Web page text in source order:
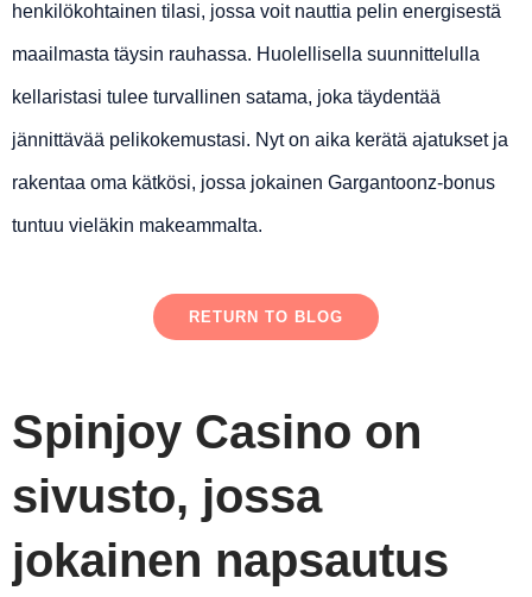
henkilökohtainen tilasi, jossa voit nauttia pelin energisestä
maailmasta täysin rauhassa. Huolellisella suunnittelulla
kellaristasi tulee turvallinen satama, joka täydentää
jännittävää pelikokemustasi. Nyt on aika kerätä ajatukset ja
rakentaa oma kätkösi, jossa jokainen Gargantoonz-bonus
tuntuu vieläkin makeammalta.
RETURN TO BLOG
Spinjoy Casino on
sivusto, jossa
jokainen napsautus